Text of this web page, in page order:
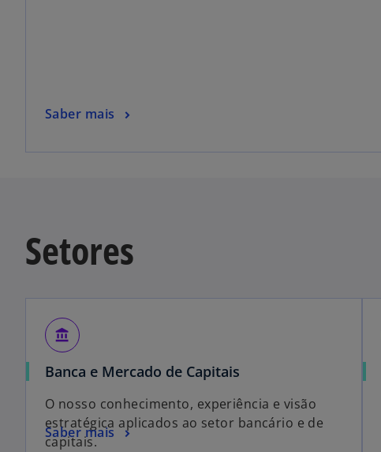
Saber mais
Setores
account_balance
Banca e Mercado de Capitais
O nosso conhecimento, experiência e visão
estratégica aplicados ao setor bancário e de
capitais.
Saber mais